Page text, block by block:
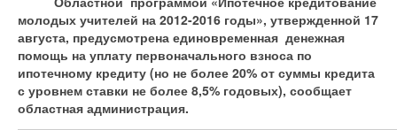
молодых учителей на 2012-2016 годы», утвержденной 17
августа, предусмотрена единовременная денежная
помощь на уплату первоначального взноса по
ипотечному кредиту (но не более 20% от суммы кредита
с уровнем ставки не более 8,5% годовых), сообщает
областная администрация.